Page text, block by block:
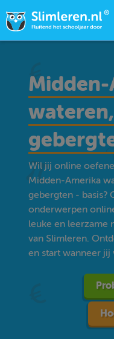
Midden-
Wil jij online
Midden-Amerika
gebergten - basis?
onderwerpen
leuke en leerzame
van Slimleren.
en start wanneer jij